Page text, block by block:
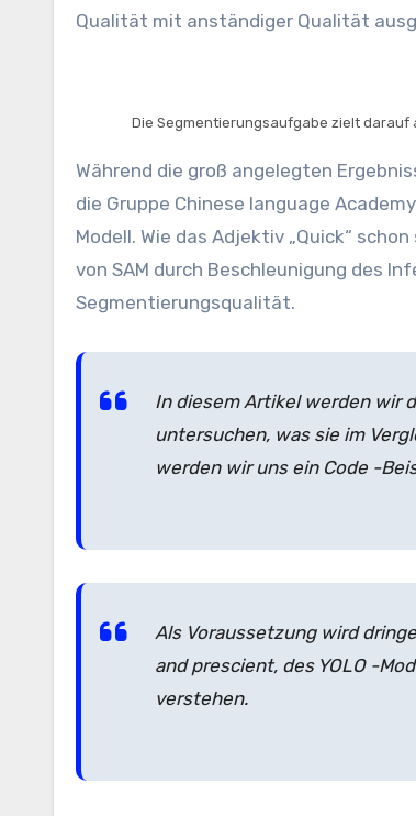
Qualität mit anständiger Qualität
Die Segmentierungsaufgabe zielt darauf
Während die groß angelegten
die Gruppe Chinese language
Modell. Wie das Adjektiv „Quick“
von SAM durch Beschleunigung des
Segmentierungsqualität.
In diesem Artikel werden wir
untersuchen, was sie im
werden wir uns ein Code -
Als Voraussetzung wird
and prescient, des YOLO -
verstehen.